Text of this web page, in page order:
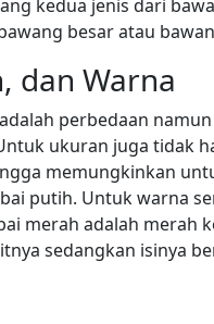
kedua jenis dari
besar atau
dan Warna
perbedaan
ukuran juga tidak
memungkinkan
putih. Untuk warna
merah adalah merah
sedangkan isinya